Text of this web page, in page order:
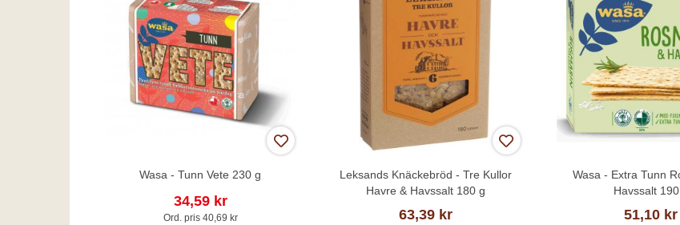
Wasa - Tunn Vete 230 g
34,59 kr
Ord. pris 40,69 kr
Leksands Knäckebröd - Tre Kullor
Havre & Havssalt 180 g
63,39 kr
Wasa - Extra Tunn
Havssalt
51,10 kr